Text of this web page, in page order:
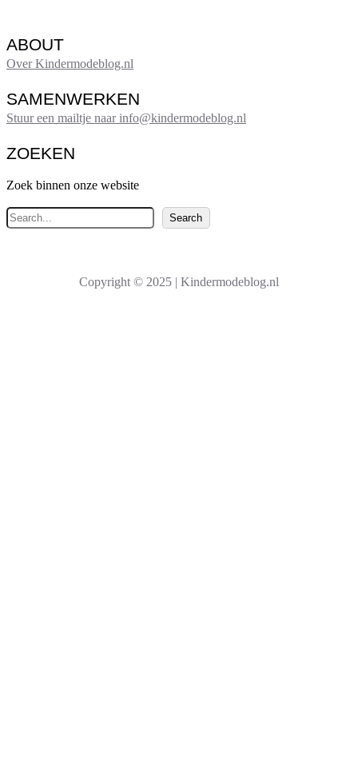
ABOUT
Over Kindermodeblog.nl
SAMENWERKEN
Stuur een mailtje naar info@kindermodeblog.nl
ZOEKEN
Zoek binnen onze website
Z
o
e
Search
Copyright © 2025 | Kindermodeblog.nl